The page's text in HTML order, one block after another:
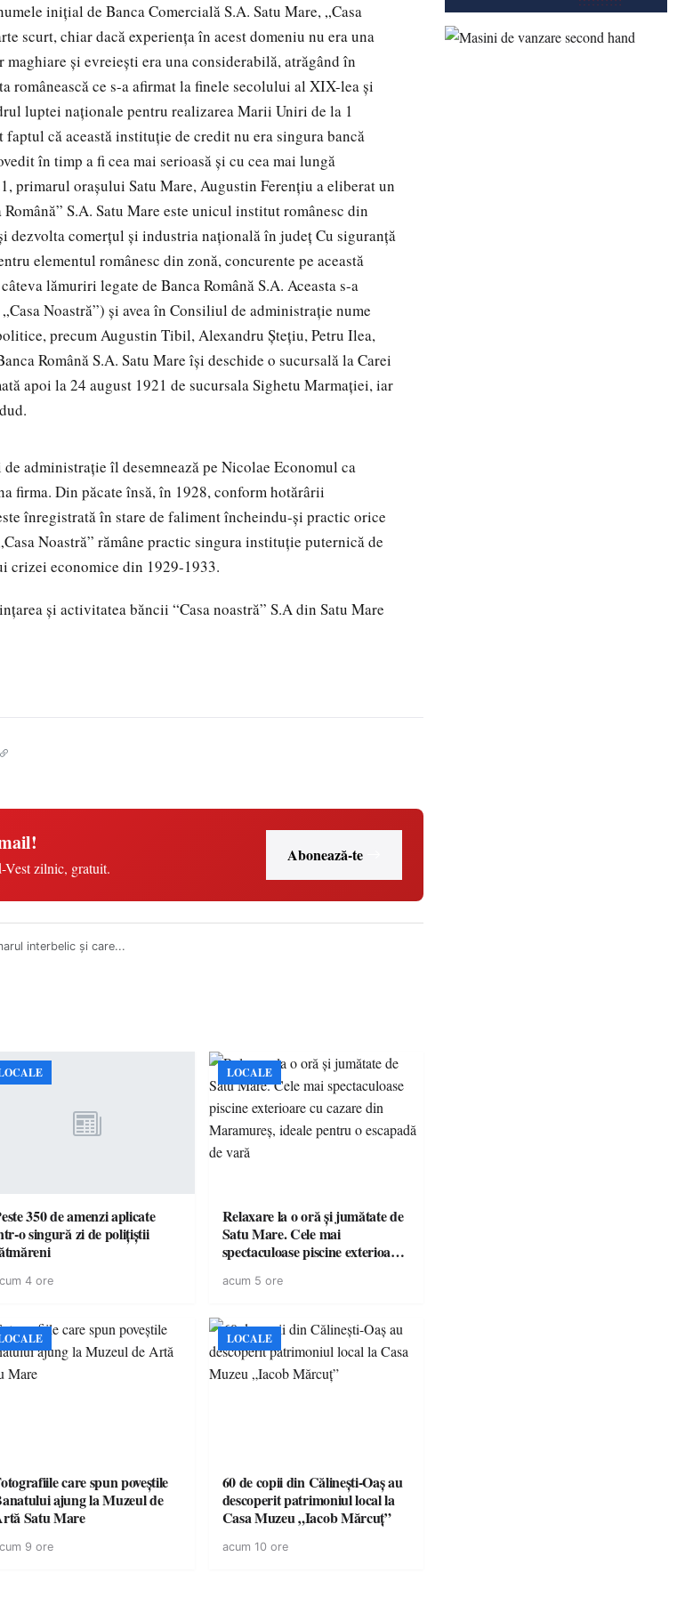
iniţial de Banca Comercială S.A. Satu Mare, „Casa
scurt, chiar dacă experienţa în acest domeniu nu era una
şi evreieşti era una considerabilă, atrăgând în
românească ce s-a afirmat la finele secolului al XIX-lea şi
luptei naţionale pentru realizarea Marii Uniri de la 1
că această instituţie de credit nu era singura bancă
în timp a fi cea mai serioasă şi cu cea mai lungă
primarul oraşului Satu Mare, Augustin Ferenţiu a eliberat un
S.A. Satu Mare este unicul institut românesc din
dezvolta comerţul şi industria naţională în judeţ Cu siguranţă
elementul românesc din zonă, concurente pe această
lămuriri legate de Banca Română S.A. Aceasta s-a
Noastră”) şi avea în Consiliul de administraţie nume
precum Augustin Tibil, Alexandru Şteţiu, Petru Ilea,
Română S.A. Satu Mare îşi deschide o sucursală la Carei
apoi la 24 august 1921 de sucursala Sighetu Marmaţiei, iar
administraţie îl desemnează pe Nicolae Economul ca
firma. Din păcate însă, în 1928, conform hotărârii
înregistrată în stare de faliment încheindu-şi practic orice
Noastră” rămâne practic singura instituţie puternică de
crizei economice din 1929-1933.
şi activitatea băncii “Casa noastră” S.A din Satu Mare
Vest zilnic, gratuit.
Abonează-te
interbelic şi care...
350 de amenzi aplicate
o singură zi de polițiștii
4 ore
LOCALE
Relaxare la o oră și jumătate de
Satu Mare. Cele mai
spectaculoase piscine exterioare
pentru o escapadă de vară
acum 5 ore
care spun poveștile
ajung la Muzeul de
Satu Mare
9 ore
LOCALE
60 de copii din Călinești-Oaș au
descoperit patrimoniul local la
Casa Muzeu „Iacob Mărcuț”
acum 10 ore